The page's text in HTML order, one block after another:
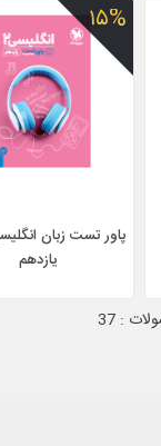
۱۵%
یازدهم
: 37